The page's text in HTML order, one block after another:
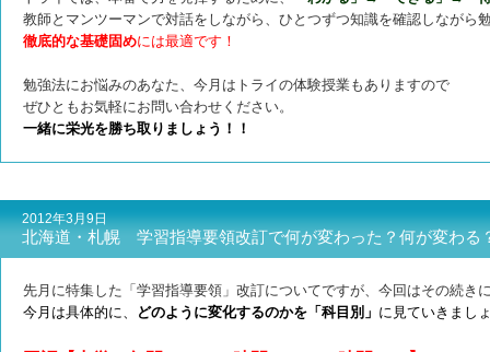
教師とマンツーマンで対話をしながら、ひとつずつ知識を確認しながら
徹底的な基礎固めには最適です！
勉強法にお悩みのあなた、今月はトライの体験授業もありますので
ぜひともお気軽にお問い合わせください。
一緒に栄光を勝ち取りましょう！！
2012年3月9日
北海道・札幌 学習指導要領改訂で何が変わった？何が変わる
先月に特集した「学習指導要領」改訂についてですが、今回はその続き
今月は具体的に、
どのように変化するのかを「科目別」 に見ていきまし